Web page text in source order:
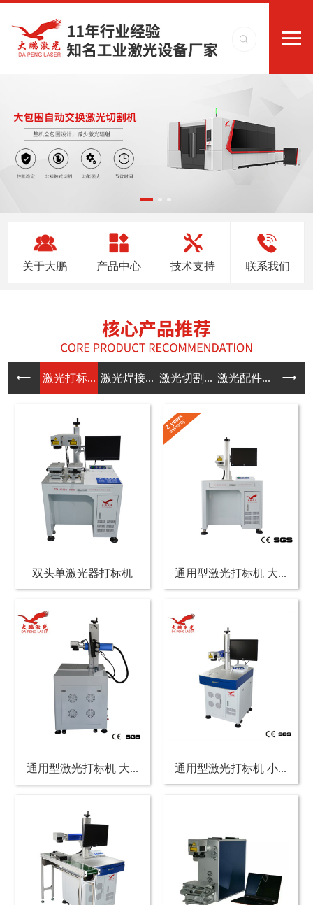
关于大鹏 产品中心 技术支持 联系我们
激光打标... 激光焊接... 激光切割... 激光配件...
双头单激光器打标机 通用型激光打标机 大...
通用型激光打标机 大... 通用型激光打标机 小...